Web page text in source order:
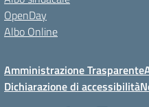
OpenDay
Albo Online
Amministrazione Trasparente
Dichiarazione di accessibilità